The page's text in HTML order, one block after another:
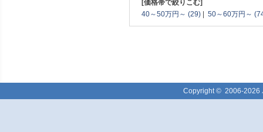
[価格帯で絞りこむ]
40～50万円～ (29)
50～60万円～
Copyright © 2006-2026